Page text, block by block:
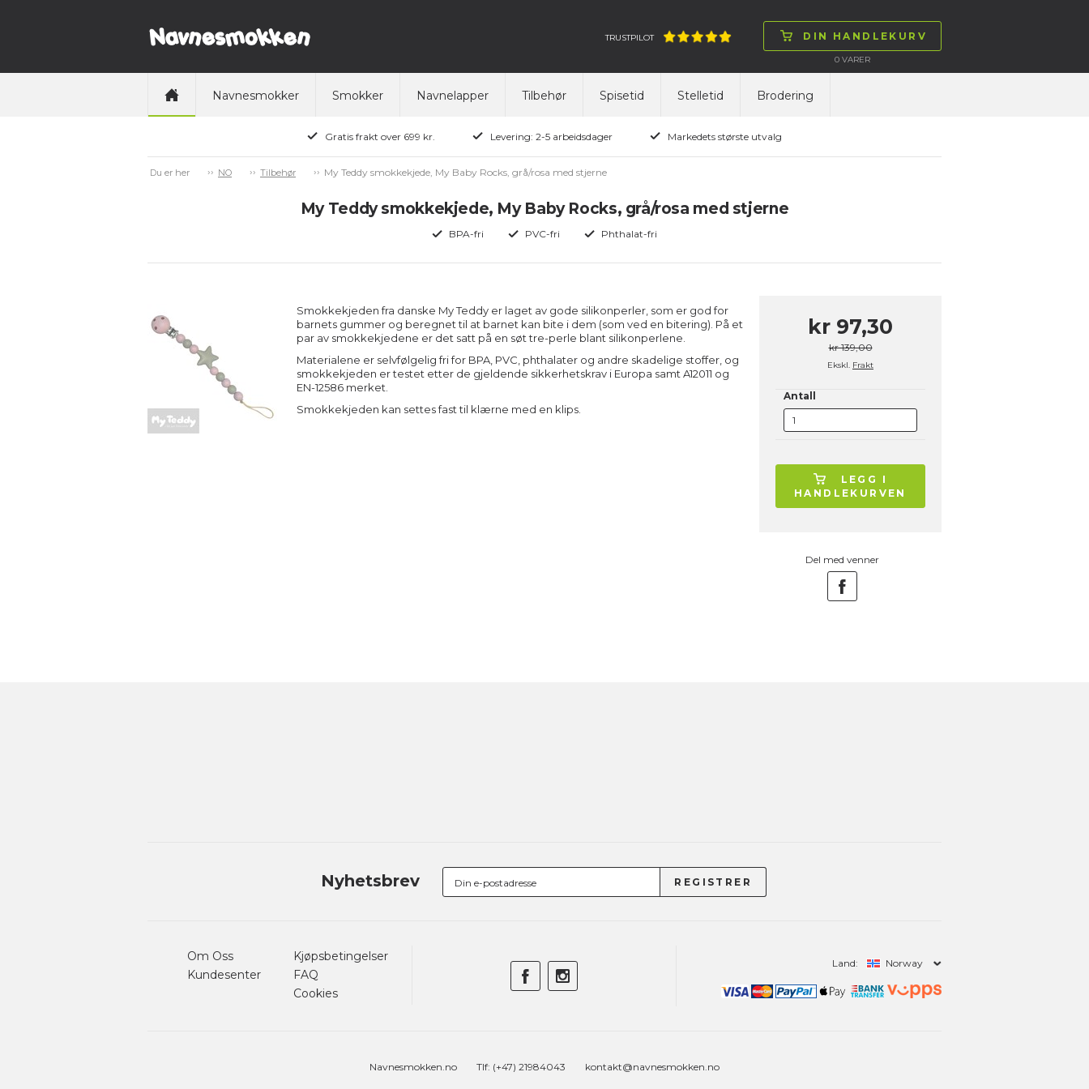
DIN HANDLEKURV
0VARER
TRUSTPILOT
Navnesmokker Smokker Navnelapper Tilbehør Spisetid Stelletid Brodering
Gratis frakt over 699 kr. Levering: 2-5 arbeidsdager Markedets største utvalg
Du er her NO Tilbehør My Teddy smokkekjede, My Baby Rocks, grå/rosa med stjerne
My Teddy smokkekjede, My Baby Rocks, grå/rosa med stjerne
BPA-fri PVC-fri Phthalat-fri
Smokkekjeden fra danske My Teddy er laget av gode silikonperler, som er god for
barnets gummer og beregnet til at barnet kan bite i dem (som ved en bitering). På et
par av smokkekjedene er det satt på en søt tre-perle blant silikonperlene.
Materialene er selvfølgelig fri for BPA, PVC, phthalater og andre skadelige stoffer, og
smokkekjeden er testet etter de gjeldende sikkerhetskrav i Europa samt A12011 og
EN-12586 merket.
Smokkekjeden kan settes fast til klærne med en klips.
kr 97,30
kr 139,00
Ekskl. Frakt
Antall
LEGG I
HANDLEKURVEN
Del med venner
Nyhetsbrev
Om Oss
Kundesenter
Kjøpsbetingelser
FAQ
Cookies
Land: Norway
Navnesmokken.no Tlf: (+47) 21984043 kontakt@navnesmokken.no